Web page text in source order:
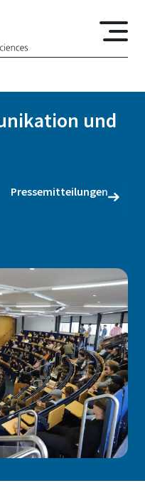
und
Pressemitteilungen